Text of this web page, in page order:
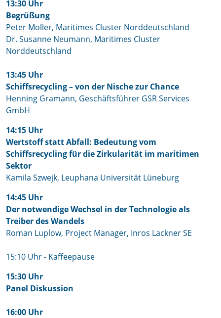
13:30 Uhr
Begrüßung
Peter Moller, Maritimes Cluster Norddeutschland
Dr. Susanne Neumann, Maritimes Cluster
Norddeutschland
13:45 Uhr
Schiffsrecycling – von der Nische zur Chance
Henning Gramann, Geschäftsführer GSR Services
GmbH
14:15 Uhr
Wertstoff statt Abfall: Bedeutung vom
Schiffsrecycling für die Zirkularität im maritimen
Sektor
Kamila Szwejk, Leuphana Universität Lüneburg
14:45 Uhr
Der notwendige Wechsel in der Technologie als
Treiber des Wandels
Roman Luplow, Project Manager, Inros Lackner SE
15:10 Uhr - Kaffeepause
15:30 Uhr
Panel Diskussion
16:00 Uhr